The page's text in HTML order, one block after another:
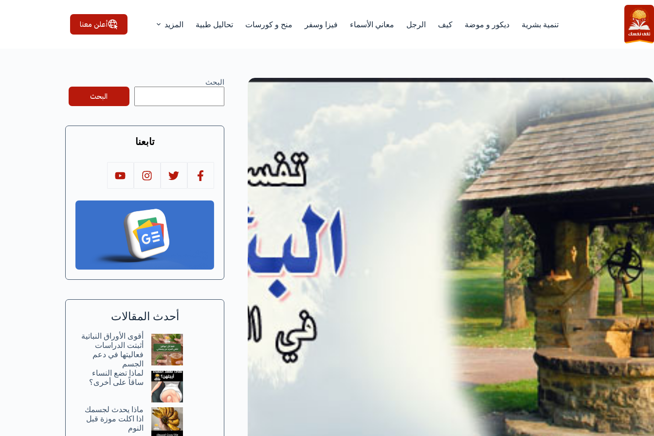
التجاوز
إلى
المحتوى
تنمية بشرية ديكور و موضة كيف الرجل معاني الأسماء فيزا وسفر منح و كورسات تحاليل طبية المزيد أعلن معنا
البحث
البحث
تابعنا
أحدث المقالات
أقوى الأوراق النباتية
أثبتت الدراسات
فعاليتها في دعم
الجسم
لماذا تضع النساء
ساقاً على أخرى؟
ماذا يحدث لجسمك
اذا اكلت موزة قبل
النوم